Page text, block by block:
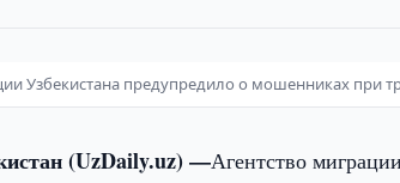
Узбекистана предупредило о мошенниках при
(UzDaily.uz) —Агентство